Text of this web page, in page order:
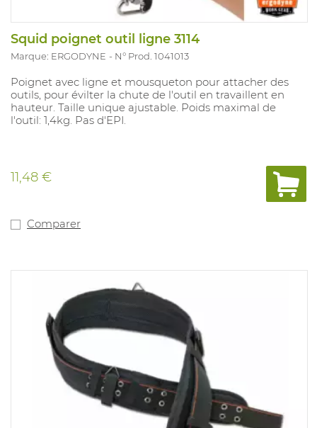
Squid poignet outil ligne 3114
Marque: ERGODYNE N° Prod. 1041013
Poignet avec ligne et mousqueton pour attacher des
outils, pour évilter la chute de l'outil en travaillent en
hauteur. Taille unique ajustable. Poids maximal de
l'outil: 1,4kg. Pas d'EPI.
11,48 €
Comparer